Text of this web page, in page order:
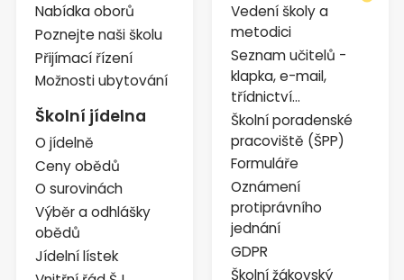
Nabídka oborů
Poznejte naši školu
Přijímací řízení
Možnosti ubytování
Školní jídelna
O jídelně
Ceny obědů
O surovinách
Výběr a odhlášky
obědů
Jídelní lístek
Vedení školy a
metodici
Seznam učitelů -
klapka, e-mail,
třídnictví...
Školní poradenské
pracoviště (ŠPP)
Formuláře
Oznámení
protiprávního
jednání
GDPR
Školní žákovský